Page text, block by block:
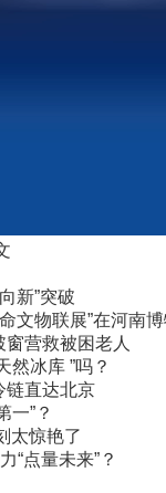
新”突破
文物联展”在河南
营救被困老人
然冰库 ”吗？
链直达北京
一”？
太惊艳了
“点量未来”？